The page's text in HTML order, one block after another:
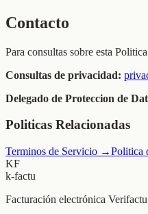
Contacto
Para consultas sobre esta
Consultas de privacidad:
Delegado de Proteccion de
Politicas Relacionadas
Terminos de Servicio →Politica
KF
k-factu
Facturación electrónica